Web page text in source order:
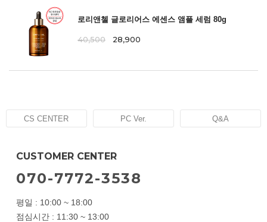
로리앤첼 글로리어스 에센스 앰플 세럼 80g
40,500 28,900
CS CENTER PC Ver. Q&A
CUSTOMER CENTER
070-7772-3538
평일 : 10:00 ~ 18:00
점심시간 : 11:30 ~ 13:00